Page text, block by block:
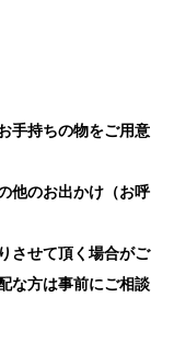
手持ちの物をご用意
他のお出かけ（お呼
させて頂く場合がご
な方は事前にご相談